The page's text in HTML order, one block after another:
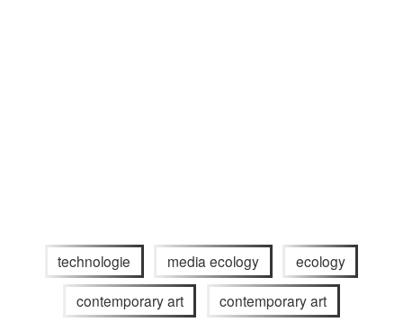
technologie media ecology ecology
contemporary art contemporary art